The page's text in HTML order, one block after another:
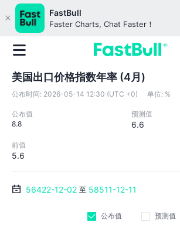
FastBull
Faster Charts, Chat Faster！
美国出口价格指数年率 (4月)
公布时间: 2026-05-14 12:30 (UTC +0) 单位: %
公布值
8.8
预测值
6.6
前值
5.6
56422-12-02 至 58511-12-11
公布值
预测值